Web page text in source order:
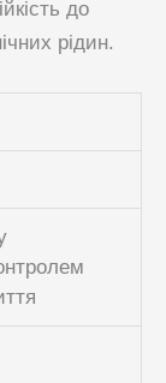
до
рідин.